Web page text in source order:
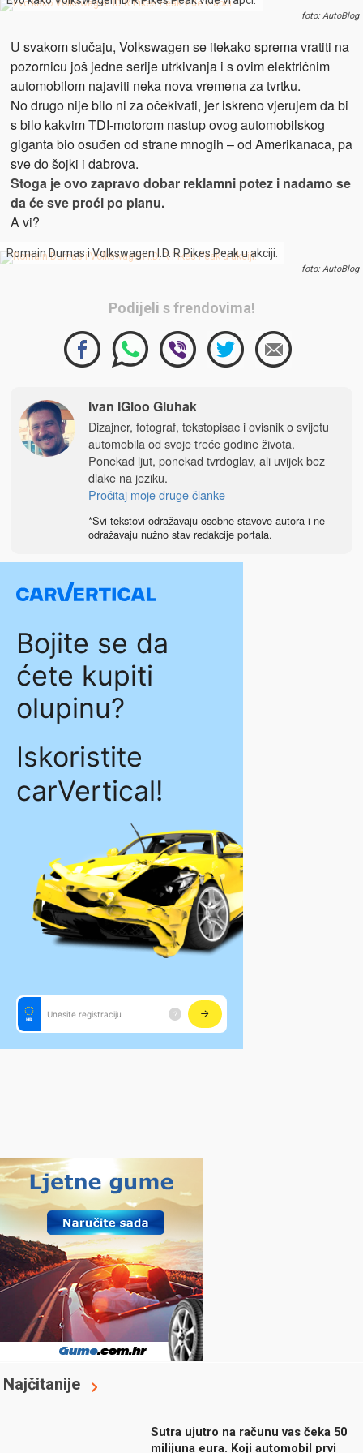
foto: AutoBlog
U svakom slučaju, Volkswagen se itekako sprema vratiti na
pozornicu još jedne serije utrkivanja i s ovim električnim
automobilom najaviti neka nova vremena za tvrtku.
No drugo nije bilo ni za očekivati, jer iskreno vjerujem da bi
s bilo kakvim TDI-motorom nastup ovog automobilskog
giganta bio osuđen od strane mnogih – od Amerikanaca, pa
sve do šojki i dabrova.
Stoga je ovo zapravo dobar reklamni potez i nadamo se
da će sve proći po planu.
A vi?
Romain Dumas i Volkswagen I.D. R Pikes Peak u akciji.
foto: AutoBlog
Podijeli s frendovima!
Ivan IGloo Gluhak
Dizajner, fotograf, tekstopisac i ovisnik o svijetu
automobila od svoje treće godine života.
Ponekad ljut, ponekad tvrdoglav, ali uvijek bez
dlake na jeziku.
Pročitaj moje druge članke
*Svi tekstovi odražavaju osobne stavove autora i ne
odražavaju nužno stav redakcije portala.
Najčitanije
Sutra ujutro na računu vas čeka 50
milijuna eura. Koji automobil prvi